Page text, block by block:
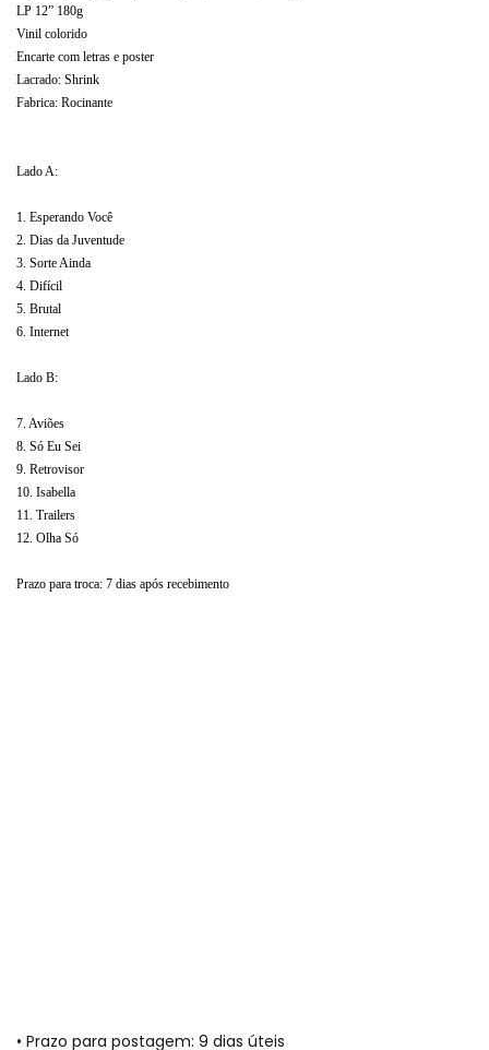
LP 12” 180g
Vinil colorido
Encarte com letras e poster
Lacrado: Shrink
Fabrica: Rocinante
Lado A:
1. Esperando Você
2. Dias da Juventude
3. Sorte Ainda
4. Difícil
5. Brutal
6. Internet
Lado B:
7. Aviões
8. Só Eu Sei
9. Retrovisor
10. Isabella
11. Trailers
12. Olha Só
Prazo para troca: 7 dias após recebimento
• Prazo para postagem: 9 dias úteis